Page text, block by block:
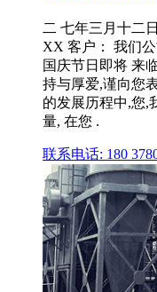
二 七年三月十二
XX 客户： 我们
国庆节日即将 来
持与厚爱,谨向您
的发展历程中,您,
量, 在您 .
联系电话: 180